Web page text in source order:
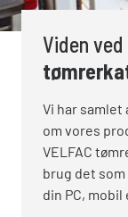
Viden
Vi har samlet
om vores
VELFAC
brug det
din PC, mobil